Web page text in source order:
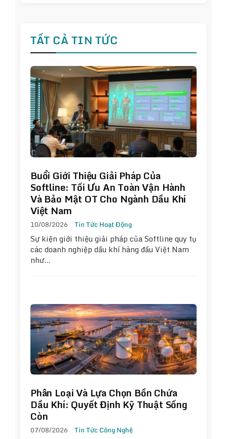
TẤT CẢ TIN TỨC
Buổi Giới Thiệu Giải Pháp Của
Softline: Tối Ưu An Toàn Vận Hành
Và Bảo Mật OT Cho Ngành Dầu Khí
Việt Nam
10/08/2026 Tin Tức Hoạt Động
Sự kiện giới thiệu giải pháp của Softline quy tụ
các doanh nghiệp dầu khí hàng đầu Việt Nam
như…
Phân Loại Và Lựa Chọn Bồn Chứa
Dầu Khí: Quyết Định Kỹ Thuật Sống
Còn
07/08/2026 Tin Tức Công Nghệ